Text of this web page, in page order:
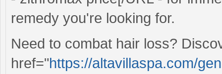
remedy you're looking for.
Need to combat hair loss?
href="https://altavillaspa.com/